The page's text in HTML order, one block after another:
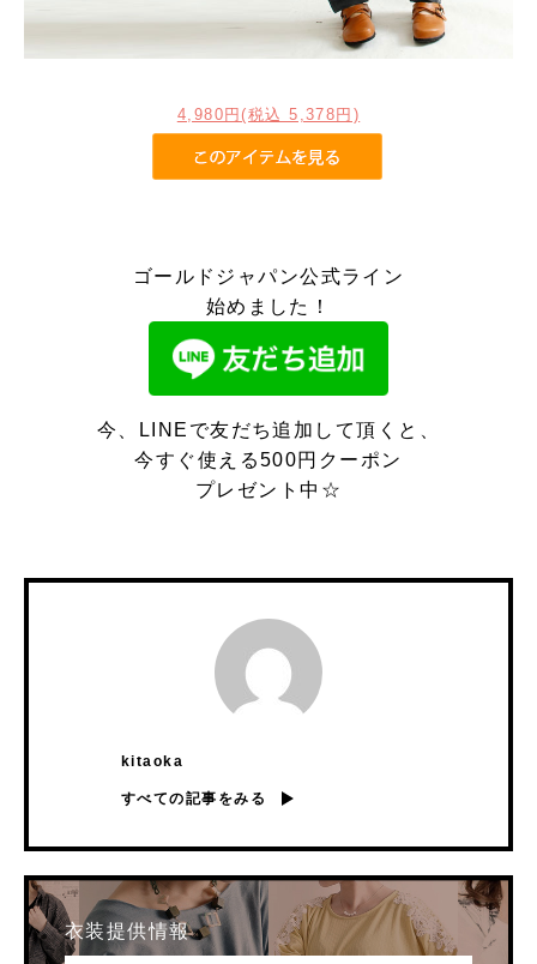
4,980円(税込 5,378円)
ゴールドジャパン公式ライン
始めました！
今、LINEで友だち追加して頂くと、
今すぐ使える500円クーポン
プレゼント中☆
kitaoka
すべての記事をみる
衣装提供情報